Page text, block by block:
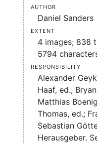
Author
Daniel Sanders
Extent
4 images; 838
5794
Responsibility
Alexander
Haaf, ed.;
Matthias
Thomas, ed.;
Sebastian
Herausgeber.